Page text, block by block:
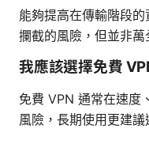
能夠提高在傳輸階段
攔截的風險，但並非萬
我應該選擇免費
免費 VPN 通常在速度
風險，長期使用更建